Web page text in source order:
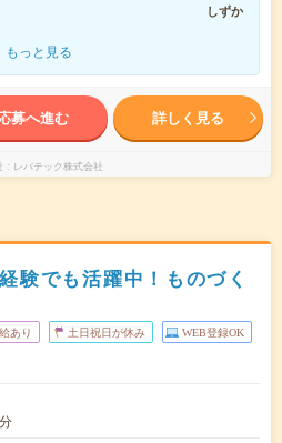
しずか
もっと見る
募へ進む 詳しく見る
レバテック株式会社
験でも活躍中！ものづく
あり 土日祝日が休み WEB登録OK